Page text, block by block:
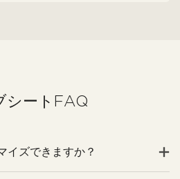
イズできますか？